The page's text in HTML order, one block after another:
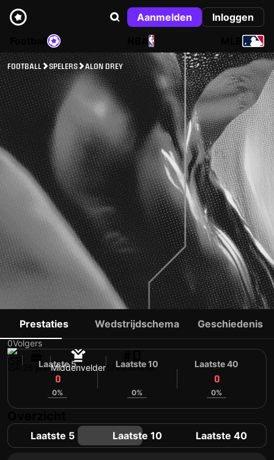
Aanmelden
Inloggen
NBA
FOOTBALL SPELERS ALON DREY
ALON DREY
0Volgers
26 jaarMiddenvelder Shirtnummer
Prestaties Wedstrijdschema Geschiedenis
Laatste 5
0
0%
Laatste 10
0%
Laatste 40
0
0%
Laatste 5 Laatste 10 Laatste 40